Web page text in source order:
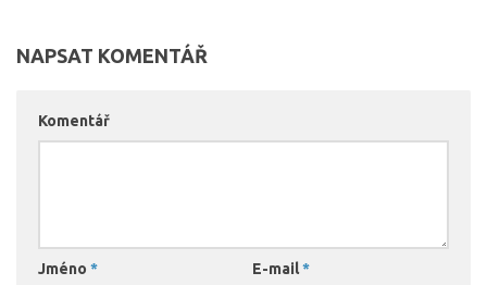
NAPSAT KOMENTÁŘ
Komentář
Jméno * E-mail*